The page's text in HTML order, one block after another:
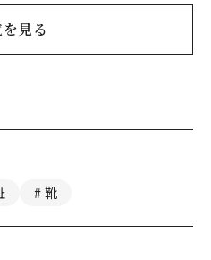
見る
靴